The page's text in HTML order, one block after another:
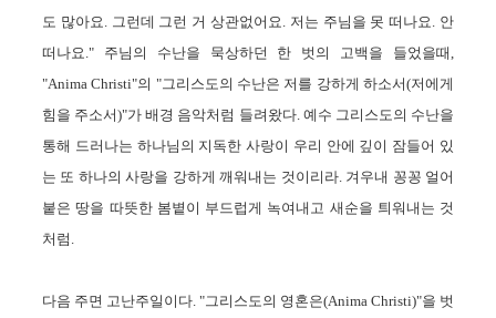
도 많아요. 그런데 그런 거 상관없어요. 저는 주님을 못 떠나요. 안
떠나요." 주님의 수난을 묵상하던 한 벗의 고백을 들었을때,
"Anima Christi"의 "그리스도의 수난은 저를 강하게 하소서(저에게
힘을 주소서)"가 배경 음악처럼 들려왔다. 예수 그리스도의 수난을
통해 드러나는 하나님의 지독한 사랑이 우리 안에 깊이 잠들어 있
는 또 하나의사랑을 강하게 깨워내는 것이리라. 겨우내 꽁꽁 얼어
붙은 땅을 따뜻한 봄볕이 부드럽게 녹여내고 새순을 틔워내는 것
처럼.
다음 주면 고난주일이다. "그리스도의 영혼은(Anima Christi)"을 벗